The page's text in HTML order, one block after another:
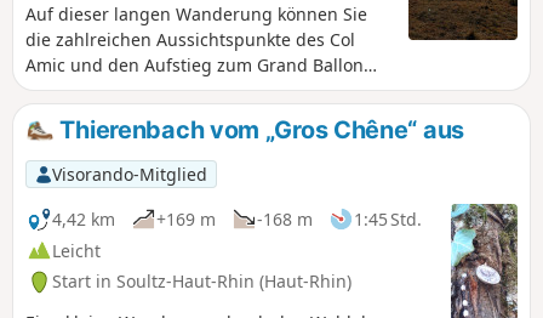
Auf dieser langen Wanderung können Sie
die zahlreichen Aussichtspunkte des Col
Amic und den Aufstieg zum Grand Ballon
genießen. Außerdem können Sie sich in den
verschiedenen Bergbauerngasthöfen
entlang der Strecke stärken. Ideal für einen
sportlichen Tag an der frischen Luft auf dem
höchsten Gipfel der Vogesen.
Thierenbach vom „Gros Chêne“ aus
Visorando-Mitglied
4,42 km
+169 m -168 m
1:45 Std.
Leicht
Start in Soultz-Haut-Rhin (Haut-Rhin)